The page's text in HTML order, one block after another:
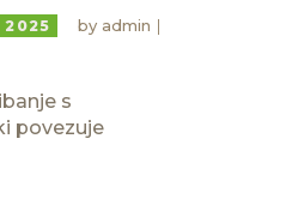
2025 by admin
s
povezuje